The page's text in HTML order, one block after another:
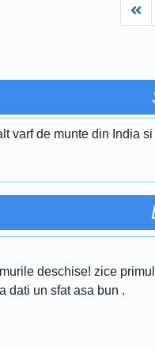
varf de munte din India
deschise! zice
dati un sfat asa bun .